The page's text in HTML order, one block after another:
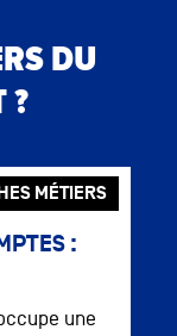
DU
?
MÉTIERS
:
une